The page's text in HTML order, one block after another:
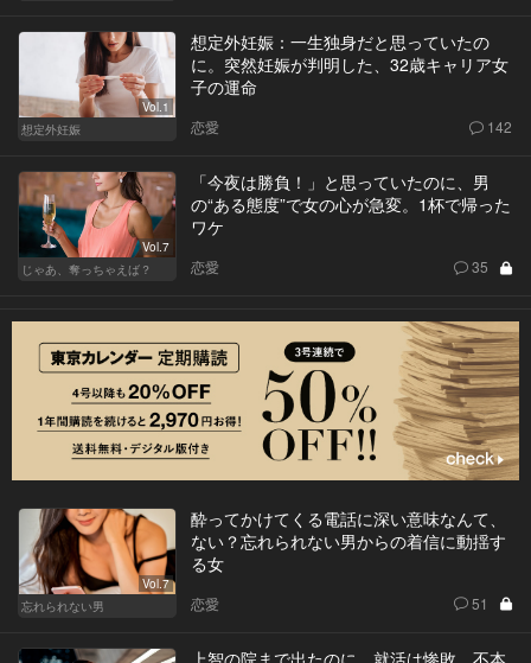
Vol.1
想定外妊娠
想定外妊娠：一生独身だと思っていたの
に。突然妊娠が判明した、32歳キャリア女
子の運命
恋愛 142
Vol.7
じゃあ、奪っちゃえば？
「今夜は勝負！」と思っていたのに、男
の“ある態度”で女の心が急変。1杯で帰った
ワケ
恋愛 35
Vol.7
忘れられない男
酔ってかけてくる電話に深い意味なんて、
ない？忘れられない男からの着信に動揺す
る女
恋愛 51